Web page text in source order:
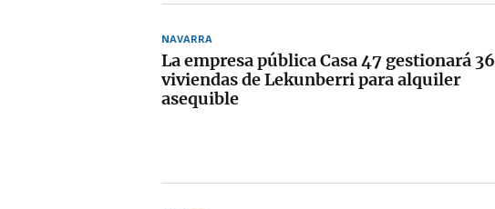
NAVARRA
La empresa pública Casa 47 gestionará 36
viviendas de Lekunberri para alquiler
asequible